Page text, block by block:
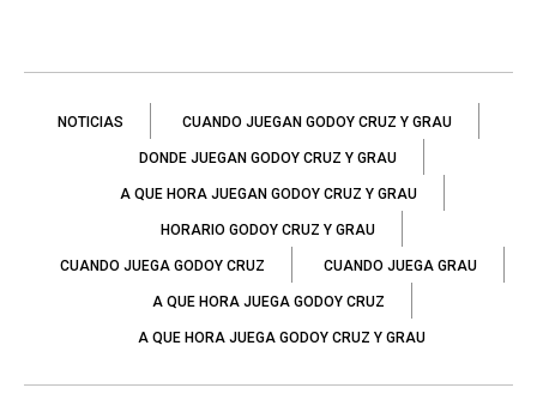
NOTICIAS CUANDO JUEGAN GODOY CRUZ Y GRAU
DONDE JUEGAN GODOY CRUZ Y GRAU
A QUE HORA JUEGAN GODOY CRUZ Y GRAU
HORARIO GODOY CRUZ Y GRAU
CUANDO JUEGA GODOY CRUZ CUANDO JUEGA GRAU
A QUE HORA JUEGA GODOY CRUZ
A QUE HORA JUEGA GODOY CRUZ Y GRAU